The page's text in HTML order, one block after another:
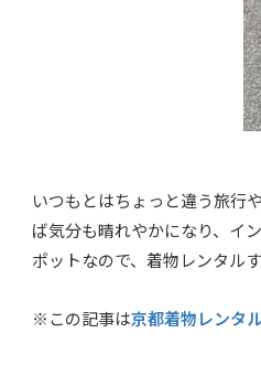
いつもとはちょっと違う旅行
ば気分も晴れやかになり、イ
ポットなので、着物レンタル
※この記事は京都着物レンタ